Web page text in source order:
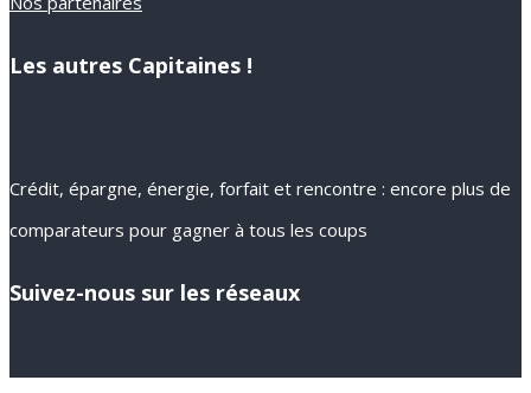
Les autres Capitaines !
Crédit, épargne, énergie, forfait et rencontre : encore plus de
comparateurs pour gagner à tous les coups
Suivez-nous sur les réseaux